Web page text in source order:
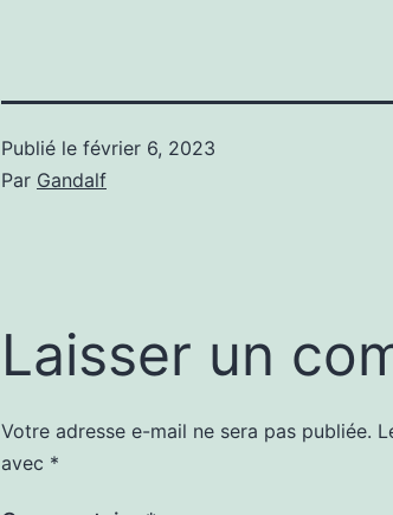
Publié le février 6, 2023
Par Gandalf
Laisser un
Votre adresse e-mail ne sera pas publiée.
avec *